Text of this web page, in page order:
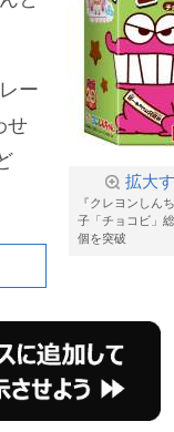
拡大
『クレヨンしん
子「チョコビ」
個を突破
ー
せ